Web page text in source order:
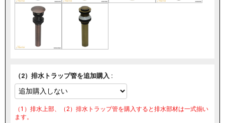
（2）排水トラップ管を追加購入 :
（1）排水上部、（2）排水トラップ管を購入すると排水部材は一式揃い
ます。